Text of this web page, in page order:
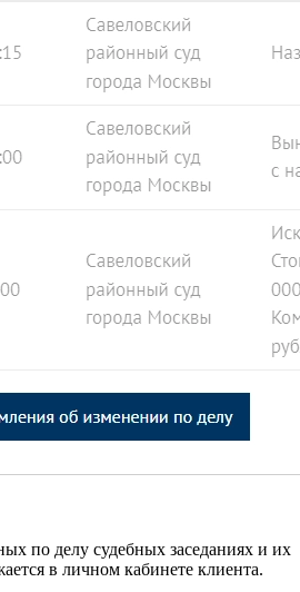
по делу судебных заседаниях и их
в личном кабинете клиента.